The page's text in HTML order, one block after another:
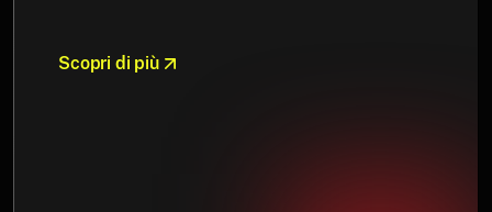
Scopri di più